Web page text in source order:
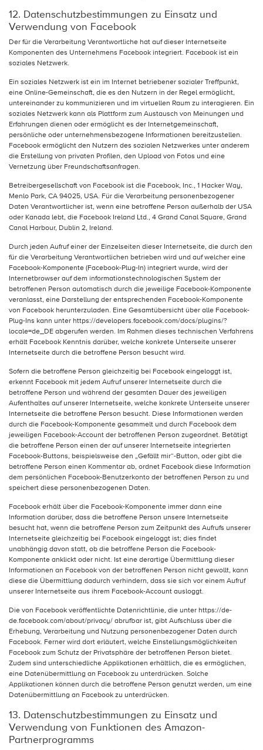
12. Datenschutzbestimmungen zu Einsatz und
Verwendung von Facebook
Der für die Verarbeitung Verantwortliche hat auf dieser Internetseite
Komponenten des Unternehmens Facebook integriert. Facebook ist ein
soziales Netzwerk.
Ein soziales Netzwerk ist ein im Internet betriebener sozialer Treffpunkt,
eine Online-Gemeinschaft, die es den Nutzern in der Regel ermöglicht,
untereinander zu kommunizieren und im virtuellen Raum zu interagieren. Ein
soziales Netzwerk kann als Plattform zum Austausch von Meinungen und
Erfahrungen dienen oder ermöglicht es der Internetgemeinschaft,
persönliche oder unternehmensbezogene Informationen bereitzustellen.
Facebook ermöglicht den Nutzern des sozialen Netzwerkes unter anderem
die Erstellung von privaten Profilen, den Upload von Fotos und eine
Vernetzung über Freundschaftsanfragen.
Betreibergesellschaft von Facebook ist die Facebook, Inc., 1 Hacker Way,
Menlo Park, CA 94025, USA. Für die Verarbeitung personenbezogener
Daten Verantwortlicher ist, wenn eine betroffene Person außerhalb der USA
oder Kanada lebt, die Facebook Ireland Ltd., 4 Grand Canal Square, Grand
Canal Harbour, Dublin 2, Ireland.
Durch jeden Aufruf einer der Einzelseiten dieser Internetseite, die durch den
für die Verarbeitung Verantwortlichen betrieben wird und auf welcher eine
Facebook-Komponente (Facebook-Plug-In) integriert wurde, wird der
Internetbrowser auf dem informationstechnologischen System der
betroffenen Person automatisch durch die jeweilige Facebook-Komponente
veranlasst, eine Darstellung der entsprechenden Facebook-Komponente
von Facebook herunterzuladen. Eine Gesamtübersicht über alle Facebook-
Plug-Ins kann unter https://developers.facebook.com/docs/plugins/?
locale=de_DE abgerufen werden. Im Rahmen dieses technischen Verfahrens
erhält Facebook Kenntnis darüber, welche konkrete Unterseite unserer
Internetseite durch die betroffene Person besucht wird.
Sofern die betroffene Person gleichzeitig bei Facebook eingeloggt ist,
erkennt Facebook mit jedem Aufruf unserer Internetseite durch die
betroffene Person und während der gesamten Dauer des jeweiligen
Aufenthaltes auf unserer Internetseite, welche konkrete Unterseite unserer
Internetseite die betroffene Person besucht. Diese Informationen werden
durch die Facebook-Komponente gesammelt und durch Facebook dem
jeweiligen Facebook-Account der betroffenen Person zugeordnet. Betätigt
die betroffene Person einen der auf unserer Internetseite integrierten
Facebook-Buttons, beispielsweise den „Gefällt mir“-Button, oder gibt die
betroffene Person einen Kommentar ab, ordnet Facebook diese Information
dem persönlichen Facebook-Benutzerkonto der betroffenen Person zu und
speichert diese personenbezogenen Daten.
Facebook erhält über die Facebook-Komponente immer dann eine
Information darüber, dass die betroffene Person unsere Internetseite
besucht hat, wenn die betroffene Person zum Zeitpunkt des Aufrufs unserer
Internetseite gleichzeitig bei Facebook eingeloggt ist; dies findet
unabhängig davon statt, ob die betroffene Person die Facebook-
Komponente anklickt oder nicht. Ist eine derartige Übermittlung dieser
Informationen an Facebook von der betroffenen Person nicht gewollt, kann
diese die Übermittlung dadurch verhindern, dass sie sich vor einem Aufruf
unserer Internetseite aus ihrem Facebook-Account ausloggt.
Die von Facebook veröffentlichte Datenrichtlinie, die unter https://de-
de.facebook.com/about/privacy/ abrufbar ist, gibt Aufschluss über die
Erhebung, Verarbeitung und Nutzung personenbezogener Daten durch
Facebook. Ferner wird dort erläutert, welche Einstellungsmöglichkeiten
Facebook zum Schutz der Privatsphäre der betroffenen Person bietet.
Zudem sind unterschiedliche Applikationen erhältlich, die es ermöglichen,
eine Datenübermittlung an Facebook zu unterdrücken. Solche
Applikationen können durch die betroffene Person genutzt werden, um eine
Datenübermittlung an Facebook zu unterdrücken.
13. Datenschutzbestimmungen zu Einsatz und
Verwendung von Funktionen des Amazon-
Partnerprogramms